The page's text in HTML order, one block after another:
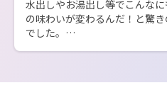
水出しやお湯出し等でこんな
の味わいが変わるんだ！と驚
でした。